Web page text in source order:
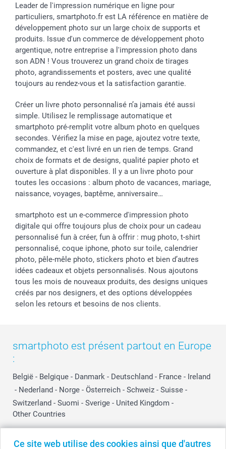
Ce site web utilise des cookies ainsi que d'autres
Leader de l'impression numérique en ligne pour
particuliers, smartphoto.fr est LA référence en matière de
développement photo sur un large choix de supports et
produits. Issue d'un commerce de développement photo
argentique, notre entreprise a l'impression photo dans
son ADN ! Vous trouverez un grand choix de tirages
photo, agrandissements et posters, avec une qualité
toujours au rendez-vous et la satisfaction garantie.
Créer un livre photo personnalisé n’a jamais été aussi
simple. Utilisez le remplissage automatique et
smartphoto pré-remplit votre album photo en quelques
secondes. Vérifiez la mise en page, ajoutez votre texte,
commandez, et c'est livré en un rien de temps. Grand
choix de formats et de designs, qualité papier photo et
ouverture à plat disponibles. Il y a un livre photo pour
toutes les occasions : album photo de vacances, mariage,
naissance, voyages, baptême, anniversaire…
smartphoto est un e-commerce d'impression photo
digitale qui offre toujours plus de choix pour un cadeau
personnalisé fun à créer, fun à offrir : mug photo, t-shirt
personnalisé, coque iphone, photo sur toile, calendrier
photo, pêle-mêle photo, stickers photo et bien d’autres
idées cadeaux et objets personnalisés. Nous ajoutons
tous les mois de nouveaux produits, des designs uniques
créés par nos designers, et des options développées
selon les retours et besoins de nos clients.
smartphoto est présent partout en Europe
:
België - Belgique - Danmark - Deutschland - France - Ireland
- Nederland - Norge - Österreich - Schweiz - Suisse -
Switzerland - Suomi - Sverige - United Kingdom -
Other Countries